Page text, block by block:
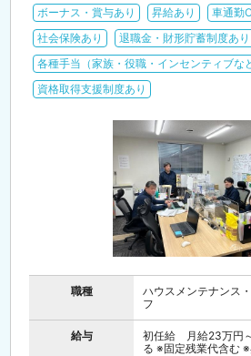
ボーナス・賞与あり
昇給あり 車通勤
社会保険あり
退職金・財形貯蓄制度あり
各種手当（家族・役職・インセンティブな
資格取得支援制度あり
職種
ハウスメンテナンス
フ
給与
初任給 月給23万円
る ※固定残業代含む